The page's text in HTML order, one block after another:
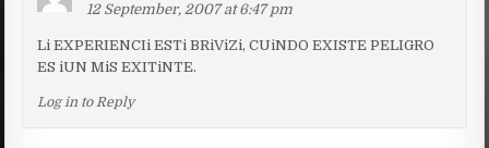
12 September, 2007 at 6:47 pm
Li EXPERIENCIi ESTi BRiViZi, CUiNDO EXISTE PELIGRO
ES iUN MiS EXITiNTE.
Log in to Reply